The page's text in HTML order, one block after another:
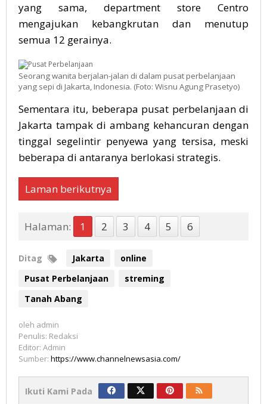
yang sama, department store Centro
mengajukan kebangkrutan dan menutup
semua 12 gerainya.
Seorang wanita berjalan-jalan di dalam pusat perbelanjaan
yang sepi di Jakarta, Indonesia. (Foto: Wisnu Agung Prasetyo)
Sementara itu, beberapa pusat perbelanjaan di
Jakarta tampak di ambang kehancuran dengan
tinggal segelintir penyewa yang tersisa, meski
beberapa di antaranya berlokasi strategis.
Laman berikutnya
Halaman: 1 2 3 4 5 6
Ditag Jakarta
online
Pusat Perbelanjaan
streming
Tanah Abang
oleh admin
Penulis: Redaksi
Editor: Admin
Sumber: https://www.channelnewsasia.com/
Ikuti Kami Pada